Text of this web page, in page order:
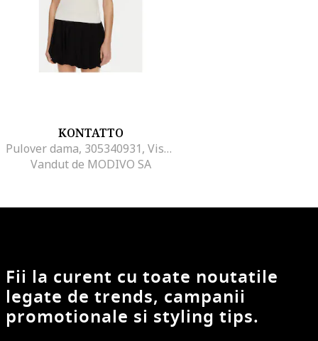
KONTATTO
Pulover dama, 305340931, Viscoza, One Size INTL, Bej
Vandut de MODIVO SA
Fii la curent cu toate noutatile
legate de trends, campanii
promotionale si styling tips.